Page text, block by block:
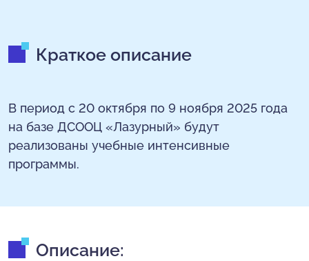
Краткое описание
В период с 20 октября по 9 ноября 2025 года
на базе ДСООЦ «Лазурный» будут
реализованы учебные интенсивные
программы.
Описание: